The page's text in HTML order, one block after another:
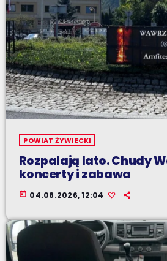
POWIAT ŻYWIECKI
Rozpalają lato. Chudy
koncerty i zabawa
today 04.08.2026, 12:04